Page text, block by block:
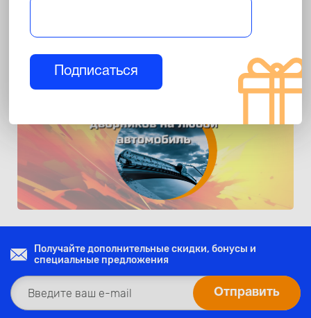
Получайте дополнительные скидки, бонусы и
специальные предложения
Подписаться